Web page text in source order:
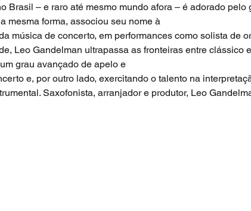
Brasil – e raro até mesmo mundo afora – é adorado pelo
mesma forma, associou seu nome à
música de concerto, em performances como solista de
Leo Gandelman ultrapassa as fronteiras entre clássico
grau avançado de apelo e
e, por outro lado, exercitando o talento na
Saxofonista, arranjador e produtor, Leo